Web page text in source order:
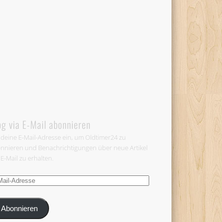
via E-Mail abonnieren
E-Mail-Adresse ein, um Oldtimer24 zu
und Benachrichtigungen über neue Artikel
Mail zu erhalten.
Abonnieren